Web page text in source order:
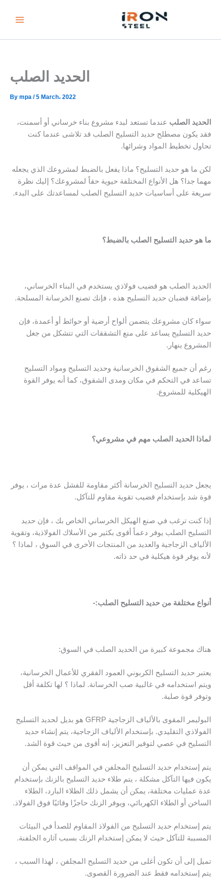
الحديد الصلب
By mpa /5 March، 2022
الحديد الصلب عندما تستعد لبدء مشروع بناء خرساني أو أسمنت،
فقد يكون مصطلح حديد التسليح الصلب قد تلاشى عندما كنت
تحاول تخطيط المواد وشرائها.
لكن ما هو حديد التسليح؟ ماذا يفعل بالضبط لمشروعك الذي يجعله
مهما جدا؟ هل الأنواع المختلفة حيوية حقاً لمشروعك؟ إليك نظرة
سريعة على أساسيات حديد التسليح الصلب لمساعدتك على البدء.
ما هو حديد التسليح الصلب بالضبط؟
الحديد الصلب هو قضيب فولاذي يستخدم في البناء الخرساني،
بإضافة قضبان حديد التسليح هذه ، فإنك تصنع الخرسانة المسلحة.
سواء كان مشروعك يتضمن ألواح أرضية أو حوائط أو أعمدة، فإن
حديد التسليح يساعد على منع التشققات التي تتشكل من جعل
المشروع ينهار.
رغم أن جميع الشقوق الخرسانية وحديد التسليح ومواد التسليح
تساعد في التحكم في مكان ومدى الشقوق، كما أنه يوفر القوة
الهيكلية للمشروع.
لماذا الحديد الصلب مهم في مشروعي؟
يجعل حديد التسليح الخرسانة أكثر مقاومة للفشل عدة مرات ، يوفر
قوة شد بإستخدام قضيب تقوية مقاوم للتآكل.
إذا كنت ترغب في صنع الهيكل الخرساني الخاص بك ، فإن حديد
التسليح الصلب يوفر دعماً أقوى بكثير من الأسلاك الفولاذية، وتقوية
الألياف الزجاجية والعديد من المنتجات الأخرى في السوق ، لماذا ؟
لأنه يوفر قوة هيكلية في حد ذاته.
أنواع مختلفة من حديد التسليح الصلب:-
هناك مجموعة كبيرة من الحديد الصلب في السوق:
يعتبر حديد التسليح الكربوني العمود الفقري للأعمال الخرسانية،
ويتم استخدامه في غالبية صب الخرسانة. لماذا ؟ لها تكلفة أقل
وتوفر قوة صلبة.
البوليمر المقوى بالألياف الزجاجية GFRP هو بديل لحديد التسليح
الفولاذي التقليدي. بإستخدام الألياف الزجاجية، يتم إنشاء حديد
التسليح في عصي لتوفير التعزيز، إنه أقوى من حيث قوة الشد.
يتم إستخدام حديد التسليح المجلفن في المواقف التي يمكن أن
يكون فيها التآكل مشكلة ، يتم طلاء حديد التسليح بالزنك بإستخدام
عدة عمليات مختلفة، يمكن أن يشمل ذلك الطلاء البارد، الطلاء
الساخن أو الطلاء الكهربائي، ويوفر الزنك حاجزًا وقائيًا فوق الفولاذ.
يتم إستخدام حديد التسليح من الفولاذ المقاوم للصدأ في البيئات
المسببة للتآكل حيث لا يمكن إستخدام الزنك بسبب آثاره الجلفنة.
تميل إلى أن تكون أغلى من حديد التسليح المجلفن ، لهذا السبب ،
يتم إستخدامه فقط عند الضرورة القصوى.